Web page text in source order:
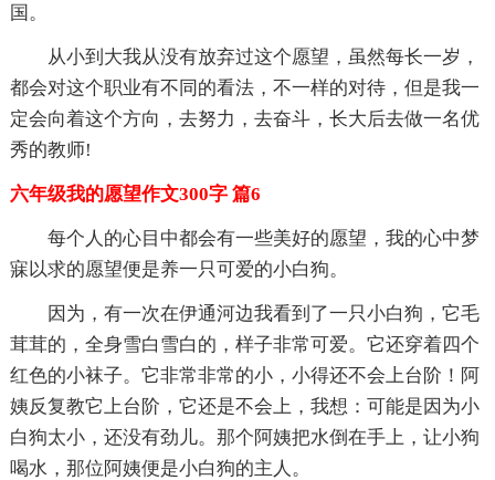
国。
从小到大我从没有放弃过这个愿望，虽然每长一岁，
都会对这个职业有不同的看法，不一样的对待，但是我一
定会向着这个方向，去努力，去奋斗，长大后去做一名优
秀的教师!
六年级我的愿望作文300字 篇6
每个人的心目中都会有一些美好的愿望，我的心中梦
寐以求的愿望便是养一只可爱的小白狗。
因为，有一次在伊通河边我看到了一只小白狗，它毛
茸茸的，全身雪白雪白的，样子非常可爱。它还穿着四个
红色的小袜子。它非常非常的小，小得还不会上台阶！阿
姨反复教它上台阶，它还是不会上，我想：可能是因为小
白狗太小，还没有劲儿。那个阿姨把水倒在手上，让小狗
喝水，那位阿姨便是小白狗的主人。